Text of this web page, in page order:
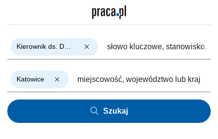
Katowice
Szukaj